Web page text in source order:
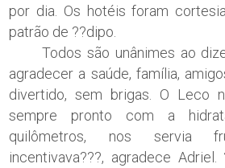
por dia. Os hotéis foram
patrão de ??dipo.
Todos são unânimes ao
agradecer a saúde, família,
divertido, sem brigas. O Leco
sempre pronto com a
quilômetros, nos servia
incentivava???, agradece